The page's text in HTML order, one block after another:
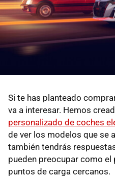
Si te has planteado
va a interesar. Hemos
personalizado de coches
de ver los modelos que se
también tendrás
pueden preocupar como
puntos de carga cercanos.